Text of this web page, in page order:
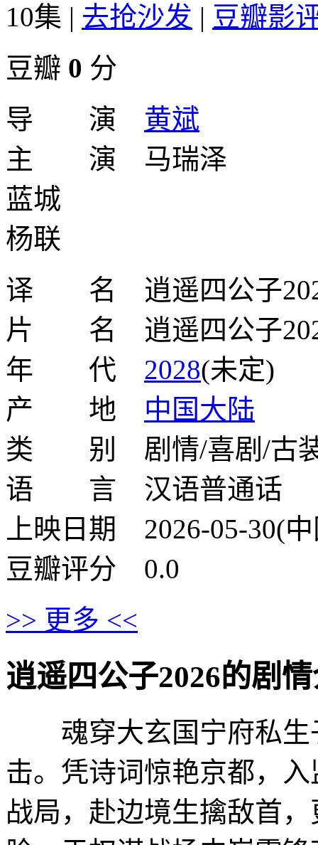
10集 | 去抢沙发 | 豆瓣影
豆瓣 0 分
导 演 黄斌
主 演 马瑞泽
蓝城
杨联
译 名 逍遥四公子
片 名 逍遥四公子
年 代 2028(未定)
产 地 中国大陆
类 别 剧情/喜剧/古
语 言 汉语普通话
上映日期 2026-05-30(
豆瓣评分 0.0
>> 更多 <<
逍遥四公子2026的剧情
魂穿大玄国宁府私生
击。凭诗词惊艳京都，
战局，赴边境生擒敌首